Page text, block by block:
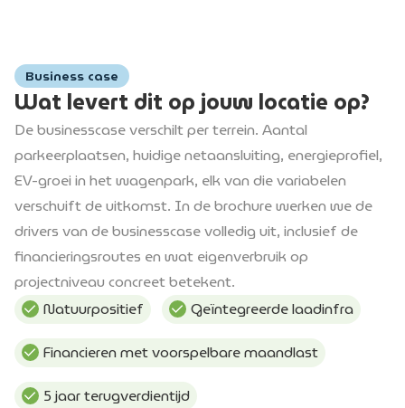
Business case
Wat levert dit op jouw locatie op?
De businesscase verschilt per terrein. Aantal
parkeerplaatsen, huidige netaansluiting, energieprofiel,
EV-groei in het wagenpark, elk van die variabelen
verschuift de uitkomst. In de brochure werken we de
drivers van de businesscase volledig uit, inclusief de
financieringsroutes en wat eigenverbruik op
projectniveau concreet betekent.
Natuurpositief
Geïntegreerde laadinfra
Financieren met voorspelbare maandlast
5 jaar terugverdientijd